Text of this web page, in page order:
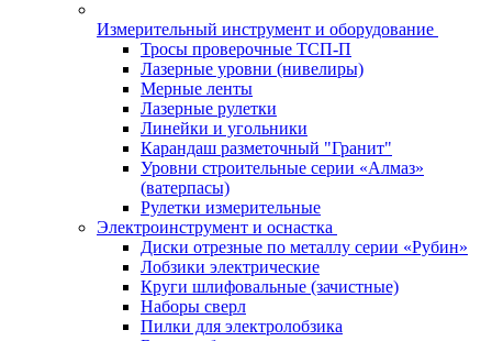
Измерительный инструмент и оборудование
Тросы проверочные ТСП-П
Лазерные уровни (нивелиры)
Мерные ленты
Лазерные рулетки
Линейки и угольники
Карандаш разметочный "Гранит"
Уровни строительные серии «Алмаз»
(ватерпасы)
Рулетки измерительные
Электроинструмент и оснастка
Диски отрезные по металлу серии «Рубин»
Лобзики электрические
Круги шлифовальные (зачистные)
Наборы сверл
Пилки для электролобзика